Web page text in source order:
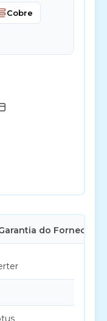
Cobre
do Fornecedor